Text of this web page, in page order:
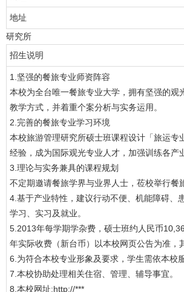
地址
研究所
招生说明
1.坚强的餐旅专业师资阵容
本校为全台唯一餐旅专业大学，拥有坚强的
教学方式，并着重个案分析与实务运用。
2.完善的餐旅专业学习环境
本校旅游管理研究所硕士班课程设计「旅运
经验，成为国际观光专业人才，加强训练各产
3.理论与实务兼具的课程规划
不定期邀请餐旅学界与业界人士，莅校举行
4.基于产业特性，建议行动不便、机能障碍、
学习、实习及就业。
5.2013年每学期学杂费，硕士班约人民币
年实际收费（新台币）以本校网页公告为准，
6.为符合本校专业形象及要求，学生需依本校
7.本校协助处理相关住宿、管理、辅导事宜。
8.本校网址:http://***